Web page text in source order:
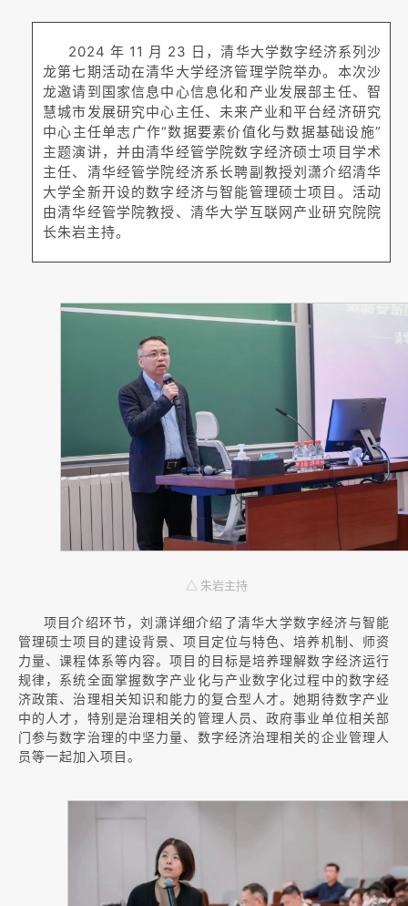
2024 年 11 月 23 日，清华大学数字经济系列沙
龙第七期活动在清华大学经济管理学院举办。本次沙
龙邀请到国家信息中心信息化和产业发展部主任、智
慧城市发展研究中心主任、未来产业和平台经济研究
中心主任单志广作“数据要素价值化与数据基础设施”
主题演讲，并由清华经管学院数字经济硕士项目学术
主任、清华经管学院经济系长聘副教授刘潇介绍清华
大学全新开设的数字经济与智能管理硕士项目。活动
由清华经管学院教授、清华大学互联网产业研究院院
长朱岩主持。
△ 朱岩主持
项目介绍环节，刘潇详细介绍了清华大学数字经济与智能
管理硕士项目的建设背景、项目定位与特色、培养机制、师资
力量、课程体系等内容。项目的目标是培养理解数字经济运行
规律，系统全面掌握数字产业化与产业数字化过程中的数字经
济政策、治理相关知识和能力的复合型人才。她期待数字产业
中的人才，特别是治理相关的管理人员、政府事业单位相关部
门参与数字治理的中坚力量、数字经济治理相关的企业管理人
员等一起加入项目。